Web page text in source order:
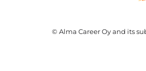
© Alma Career Oy and its